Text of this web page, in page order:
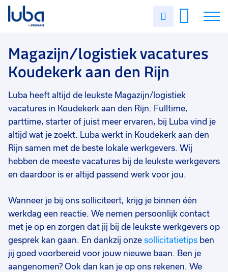
Uren
Vacatures
Over ons
Voor werkgevers
Contact
Magazijn/logistiek vacatures
Koudekerk aan den Rijn
Luba heeft altijd de leukste Magazijn/logistiek
vacatures in Koudekerk aan den Rijn. Fulltime,
parttime, starter of juist meer ervaren, bij Luba vind je
altijd wat je zoekt. Luba werkt in Koudekerk aan den
Rijn samen met de beste lokale werkgevers. Wij
hebben de meeste vacatures bij de leukste werkgevers
en daardoor is er altijd passend werk voor jou.
Wanneer je bij ons solliciteert, krijg je binnen één
werkdag een reactie. We nemen persoonlijk contact
met je op en zorgen dat jij bij de leukste werkgevers op
gesprek kan gaan. En dankzij onze sollicitatietips ben
jij goed voorbereid voor jouw nieuwe baan. Ben je
aangenomen? Ook dan kan je op ons rekenen. We
Filter vacatures
Vakgebied 0
Magazijn/logistiek
Opleidingsniveau
Mbo
Havo 1
Soort contract 0
Uitzicht op vast
Detacheren 12
Uren per week 0
37 - 40+ uur 29
25 - 32 uur 12
9 - 16 uur 4